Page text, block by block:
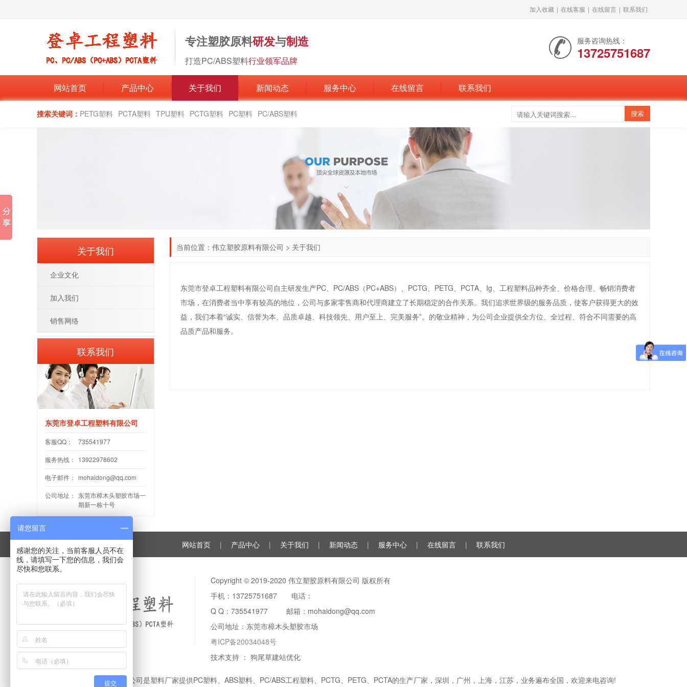
加入收藏 | 在线客服 | 在线留言 | 联系我们
专注塑胶原料研发与制造
打造PC/ABS塑料行业领军品牌
服务咨询热线：
13725751687
网站首页 产品中心 关于我们 新闻动态 服务中心 在线留言 联系我们
搜索关键词： PETG塑料 PCTA塑料 TPU塑料 PCTG塑料 PC塑料 PC/ABS塑料
当前位置： 伟立塑胶原料有限公司 > 关于我们
东莞市登卓工程塑料有限公司自主研发生产PC、PC/ABS（PC+ABS）、PCTG、PETG、PCTA、Ig、工程塑料品种齐全、价格合理、畅销消费者
市场，在消费者当中享有较高的地位，公司与多家零售商和代理商建立了长期稳定的合作关系。我们追求世界级的服务品质，使客户获得更大的效
益，我们本着“诚实、信誉为本、品质卓越、科技领先、用户至上、完美服务”。的敬业精神，为公司企业提供全方位、全过程、符合不同需要的高
品质产品和服务。
关于我们
企业文化
加入我们
销售网络
联系我们
东莞市登卓工程塑料有限公司
客服QQ： 735541977
服务热线： 13922978602
电子邮件： mohaidong@qq.com
公司地址：
东莞市樟木头塑胶市场一
期新一栋十号
网站首页 | 产品中心 | 关于我们 | 新闻动态 | 服务中心 | 在线留言 | 联系我们
Copyright © 2019-2020 伟立塑胶原料有限公司 版权所有
手机：13725751687 电话：
Q Q： 735541977 邮箱：mohaidong@qq.com
公司地址：东莞市樟木头塑胶市场
粤ICP备20034048号
技术支持 ： 狗尾草建站优化
登卓工程塑料有限公司是塑料厂家提供PC塑料、 ABS塑料、 PC/ABS工程塑料、PCTG、PETG、PCTA的生产厂家，深圳，广州，上海，江苏，业务遍布全国，欢迎来电咨询!
请您留言
感谢您的关注，当前客服人员不在
线，请填写一下您的信息，我们会
尽快和您联系。
提交